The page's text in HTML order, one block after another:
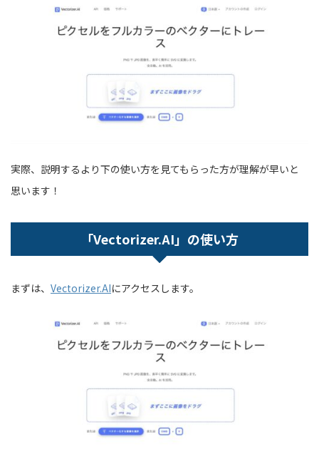
実際、説明するより下の使い方を見てもらった方が理解が早いと
思います！
「Vectorizer.AI」の使い方
まずは、 Vectorizer.AIにアクセスします。